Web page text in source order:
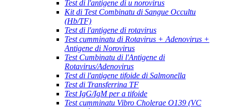
Test di l'antigene di u norovirus
Kit di Test Combinatu di Sangue Occultu
(Hb/TF)
Test di l'antigene di rotavirus
Test cumminatu di Rotavirus + Adenovirus +
Antigene di Norovirus
Test Cumbinatu di l'Antigene di
Rotavirus/Adenovirus
Test di l'antigene tifoide di Salmonella
Test di Transferrina TF
Test IgG/IgM per a tifoide
Test cumminatu Vibro Cholerae O139 (VC